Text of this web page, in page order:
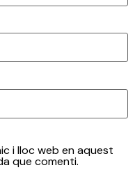
i lloc web en aquest
que comenti.